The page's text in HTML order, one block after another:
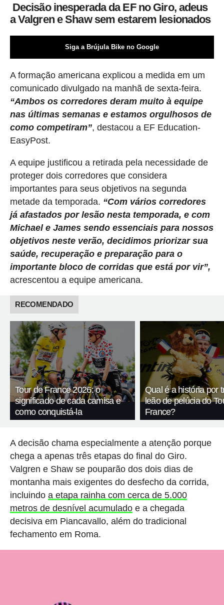
Decisão inesperada da EF no Giro, adeus
a Valgren e Shaw sem estarem lesionados
Siga a Brújula Bike no Google
A formação americana explicou a medida em um
comunicado divulgado na manhã de sexta-feira.
“Ambos os corredores deram muito à equipe
nas últimas semanas e estamos orgulhosos de
como competiram”, destacou a EF Education-
EasyPost.
A equipe justificou a retirada pela necessidade de
proteger dois corredores que considera
importantes para seus objetivos na segunda
metade da temporada. “Com vários corredores
já afastados por lesão nesta temporada, e com
Michael e James sendo essenciais para nossos
objetivos neste verão, decidimos priorizar sua
saúde, recuperação e preparação para o
importante bloco de corridas que está por vir”,
acrescentou a equipe americana.
RECOMENDADO
Tour de France 2026: o
significado de cada camisa e
como conquistá-la
Qual é a história por
leão de pelúcia do
France?
A decisão chama especialmente a atenção porque
chega a apenas três etapas do final do Giro.
Valgren e Shaw se pouparão dos dois dias de
montanha mais exigentes do desfecho da corrida,
incluindo a etapa rainha com cerca de 5.000
metros de desnível acumuladoe a chegada
decisiva em Piancavallo, além do tradicional
fechamento em Roma.